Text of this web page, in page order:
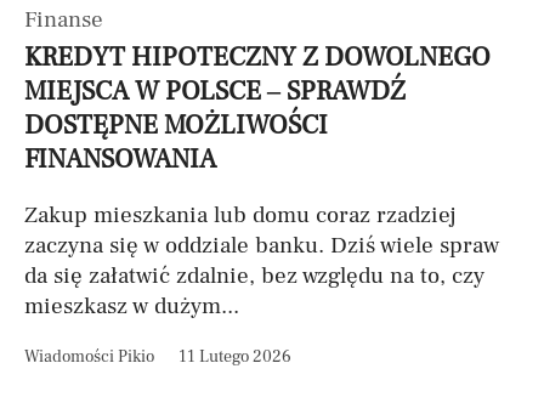
Finanse
KREDYT HIPOTECZNY Z DOWOLNEGO
MIEJSCA W POLSCE – SPRAWDŹ
DOSTĘPNE MOŻLIWOŚCI
FINANSOWANIA
Zakup mieszkania lub domu coraz rzadziej
zaczyna się w oddziale banku. Dziś wiele spraw
da się załatwić zdalnie, bez względu na to, czy
mieszkasz w dużym...
Wiadomości Pikio 11 Lutego 2026